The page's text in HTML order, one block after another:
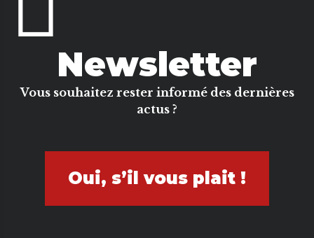
Newsletter
Vous souhaitez rester informé des dernières
actus ?
Oui, s’il vous plait !